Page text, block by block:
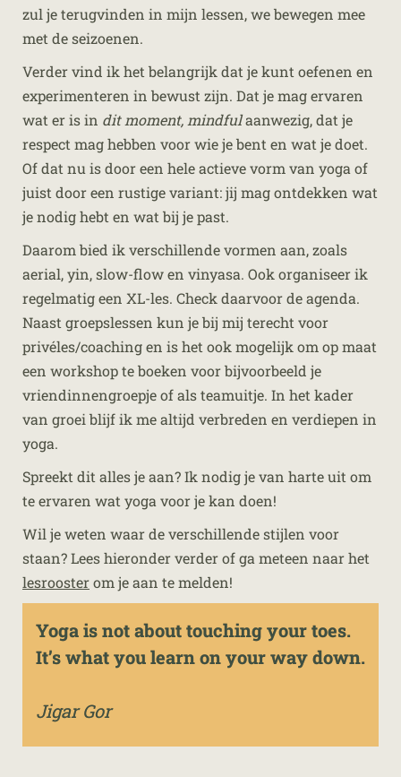
zul je terugvinden in mijn lessen, we bewegen mee
met de seizoenen.
Verder vind ik het belangrijk dat je kunt oefenen en
experimenteren in bewust zijn. Dat je mag ervaren
wat er is in dit moment, mindfulaanwezig, dat je
respect mag hebben voor wie je bent en wat je doet.
Of dat nu is door een hele actieve vorm van yoga of
juist door een rustige variant: jij mag ontdekken wat
je nodig hebt en wat bij je past.
Daarom bied ik verschillende vormen aan, zoals
aerial, yin, slow-flow en vinyasa. Ook organiseer ik
regelmatig een XL-les. Check daarvoor de agenda.
Naast groepslessen kun je bij mij terecht voor
privéles/coaching en is het ook mogelijk om op maat
een workshop te boeken voor bijvoorbeeld je
vriendinnengroepje of als teamuitje. In het kader
van groei blijf ik me altijd verbreden en verdiepen in
yoga.
Spreekt dit alles je aan? Ik nodig je van harte uit om
te ervaren wat yoga voor je kan doen!
Wil je weten waar de verschillende stijlen voor
staan? Lees hieronder verder of ga meteen naar het
lesroosterom je aan te melden!
Yoga is not about touching your toes.
It’s what you learn on your way down.
Jigar Gor